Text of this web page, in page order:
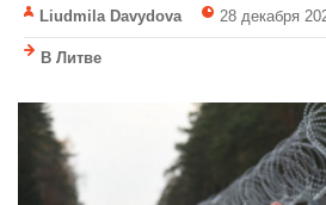
Liudmila Davydova 28 декабря
В Литве